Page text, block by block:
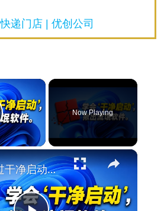
递门店 | 优创公司
×
Video
Now Playing
×
如何通过干净启动揪出你电脑里的“内鬼”